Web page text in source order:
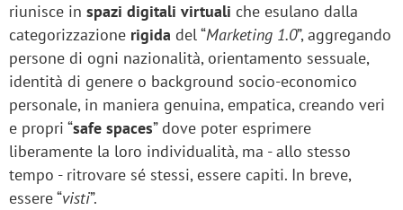
riunisce in spazi digitali virtuali che esulano dalla
categorizzazione rigida del “Marketing 1.0”, aggregando
persone di ogni nazionalità, orientamento sessuale,
identità di genere o background socio-economico
personale, in maniera genuina, empatica, creando veri
e propri “safe spaces” dove poter esprimere
liberamente la loro individualità, ma - allo stesso
tempo - ritrovare sé stessi, essere capiti. In breve,
essere “visti”.